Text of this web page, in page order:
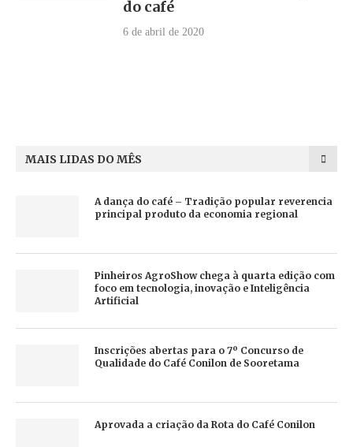
do café
6 de abril de 2020
MAIS LIDAS DO MÊS
A dança do café – Tradição popular reverencia
principal produto da economia regional
Pinheiros AgroShow chega à quarta edição com
foco em tecnologia, inovação e Inteligência
Artificial
Inscrições abertas para o 7º Concurso de
Qualidade do Café Conilon de Sooretama
Aprovada a criação da Rota do Café Conilon